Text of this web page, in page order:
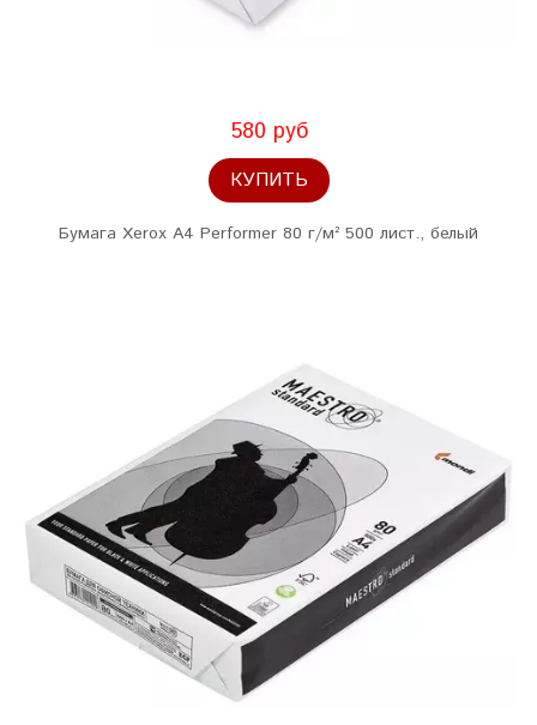
580 руб
КУПИТЬ
Бумага Xerox A4 Performer 80 г/м² 500 лист., белый